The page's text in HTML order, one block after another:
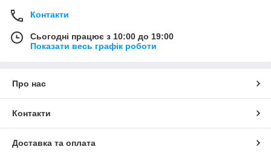
Контакти
Сьогодні працює з 10:00 до 19:00
Показати весь графік роботи
Про нас
Контакти
Доставка та оплата